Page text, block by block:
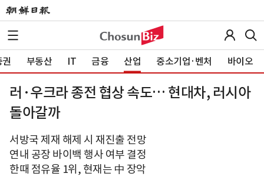
부동산 IT 금융 산업 중소기업·벤처 바이오
러·우크라 종전 협상 속도… 현대차, 러시아
돌아갈까
서방국 제재 해제 시 재진출 전망
연내 공장 바이백 행사 여부 결정
한때 점유율 1위, 현재는 中 장악